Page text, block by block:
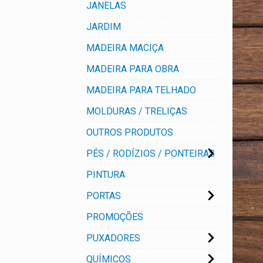
JANELAS
JARDIM
MADEIRA MACIÇA
MADEIRA PARA OBRA
MADEIRA PARA TELHADO
MOLDURAS / TRELIÇAS
OUTROS PRODUTOS
PÉS / RODÍZIOS / PONTEIRAS
PINTURA
PORTAS
PROMOÇÕES
PUXADORES
QUÍMICOS